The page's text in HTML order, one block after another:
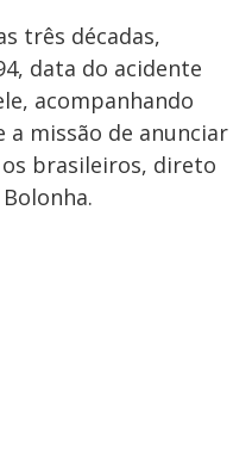
três décadas,
data do acidente
acompanhando
missão de anunciar
brasileiros, direto